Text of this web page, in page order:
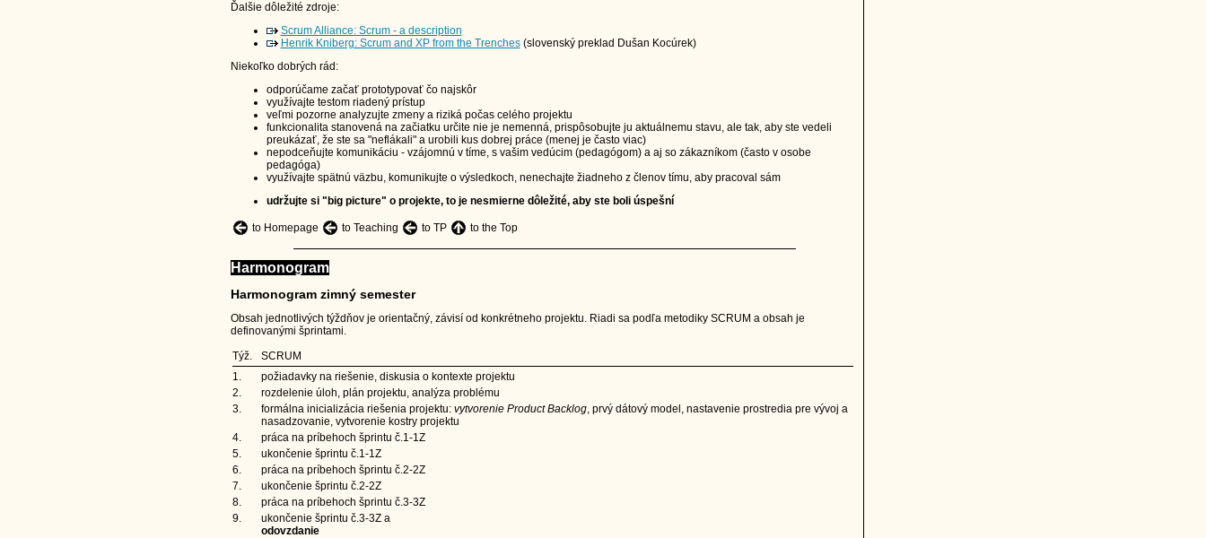
Ďalšie dôležité zdroje:
Scrum Alliance: Scrum - a description
Henrik Kniberg: Scrum and XP from the Trenches(slovenský preklad Dušan Kocúrek)
Niekoľko dobrých rád:
odporúčame začať prototypovať čo najskôr
využívajte testom riadený prístup
veľmi pozorne analyzujte zmeny a riziká počas celého projektu
funkcionalita stanovená na začiatku určite nie je nemenná, prispôsobujte ju aktuálnemu stavu, ale tak, aby ste vedeli
preukázať, že ste sa "neflákali" a urobili kus dobrej práce (menej je často viac)
nepodceňujte komunikáciu - vzájomnú v tíme, s vašim vedúcim (pedagógom) a aj so zákazníkom (často v osobe
pedagóga)
využívajte spätnú väzbu, komunikujte o výsledkoch, nenechajte žiadneho z členov tímu, aby pracoval sám
udržujte si "big picture" o projekte, to je nesmierne dôležité, aby ste boli úspešní
to Homepage to Teaching to TP to the Top
Harmonogram
Harmonogram zimný semester
Obsah jednotlivých týždňov je orientačný, závisí od konkrétneho projektu. Riadi sa podľa metodiky SCRUM a obsah je
definovanými šprintami.
Týž.
SCRUM
1.
požiadavky na riešenie, diskusia o kontexte projektu
2.
rozdelenie úloh, plán projektu, analýza problému
3.
formálna inicializácia riešenia projektu: vytvorenie Product Backlog, prvý dátový model, nastavenie prostredia pre vývoj a
nasadzovanie, vytvorenie kostry projektu
4.
práca na príbehoch šprintu č.1-1Z
5.
ukončenie šprintu č.1-1Z
6.
práca na príbehoch šprintu č.2-2Z
7.
ukončenie šprintu č.2-2Z
8.
práca na príbehoch šprintu č.3-3Z
9.
ukončenie šprintu č.3-3Z a
odovzdanie